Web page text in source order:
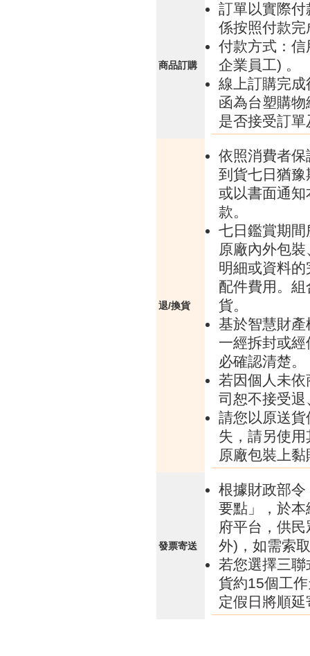
商品訂購
訂單以實際
係按照付款
付款方式：
企業員工) 。
線上訂購完
函為台塑購
是否接受訂
退/換貨
依照消費者
到貨七日猶
或以書面通
款。
七日鑑賞期
原廠內外包
明細或資料
配件費用。
貨。
基於智慧財
一經拆封或
必確認清楚。
若因個人未
司恕不接受
請您以原送
失，請另使
原廠包裝上
發票寄送
根據財政部
要點」，於
府平台，供
外)，如需索
若您選擇三
貨約15個工
定假日將順延